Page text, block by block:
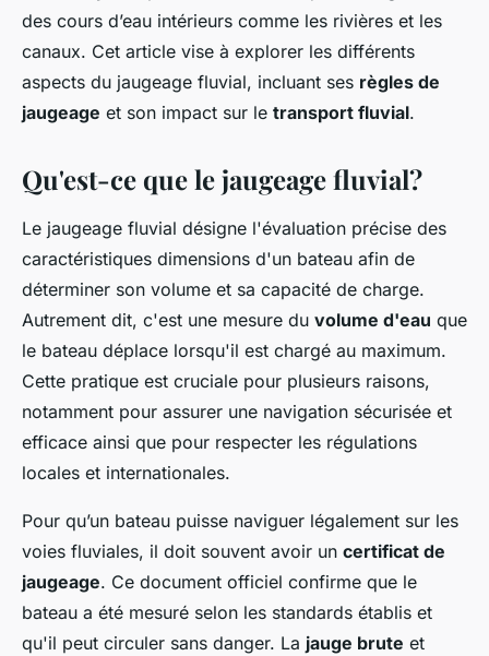
des cours d’eau intérieurs comme les rivières et les
canaux. Cet article vise à explorer les différents
aspects du jaugeage fluvial, incluant ses règles de
jaugeage et son impact sur le transport fluvial.
Qu'est-ce que le jaugeage fluvial?
Le jaugeage fluvial désigne l'évaluation précise des
caractéristiques dimensions d'un bateau afin de
déterminer son volume et sa capacité de charge.
Autrement dit, c'est une mesure du volume d'eau que
le bateau déplace lorsqu'il est chargé au maximum.
Cette pratique est cruciale pour plusieurs raisons,
notamment pour assurer une navigation sécurisée et
efficace ainsi que pour respecter les régulations
locales et internationales.
Pour qu’un bateau puisse naviguer légalement sur les
voies fluviales, il doit souvent avoir un certificat de
jaugeage. Ce document officiel confirme que le
bateau a été mesuré selon les standards établis et
qu'il peut circuler sans danger. La jauge brute et